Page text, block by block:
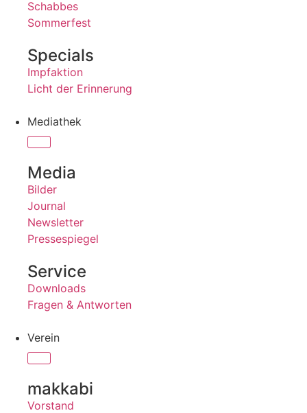
Schabbes
Sommerfest
Specials
Impfaktion
Licht der Erinnerung
Mediathek
Media
Bilder
Journal
Newsletter
Pressespiegel
Service
Downloads
Fragen & Antworten
Verein
makkabi
Vorstand